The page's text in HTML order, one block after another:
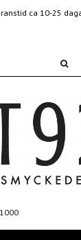
ca 10-25